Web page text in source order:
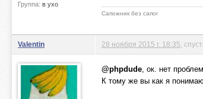
Группа: в ухо
Сапожник без сапог
Valentin 28 ноября 2015 г. 18:35 ,
@phpdude, ок. нет
К тому же вы как я